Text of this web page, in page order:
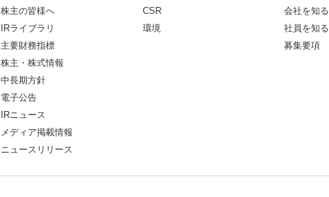
株主の皆様へ
IRライブラリ
主要財務指標
株主・株式情報
中長期方針
電子公告
IRニュース
メディア掲載情報
ニュースリリース
CSR
環境
会社を知る
社員を知る
募集要項